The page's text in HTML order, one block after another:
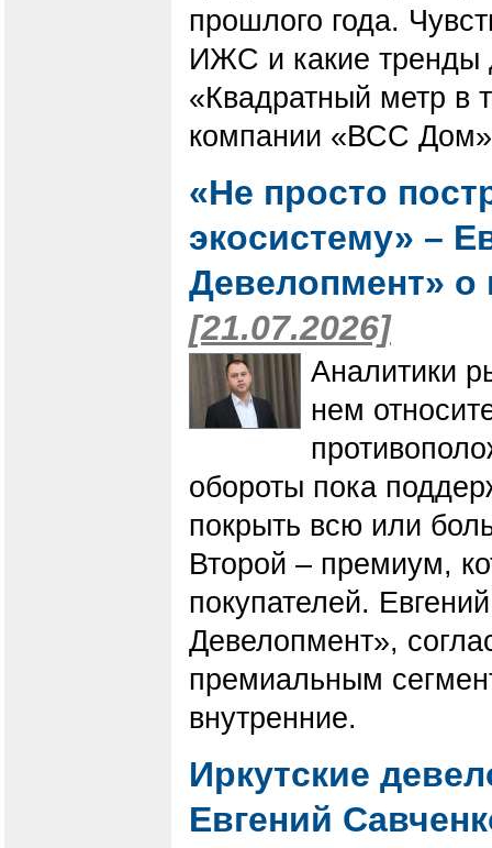
прошлого года.
ИЖС и какие тренды
«Квадратный метр в
компании «ВСС
«Не просто
экосистему» –
Девелопмент» о
[21.07.2026]
Аналитики
нем
обороты пока
покрыть всю или
Второй – премиум,
покупателей.
Девелопмент»,
премиальным
внутренние.
Иркутские
Евгений